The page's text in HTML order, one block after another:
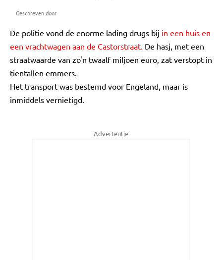
Geschreven door
De politie vond de enorme lading drugs bij in een huis en
een vrachtwagen aan de Castorstraat. De hasj, met een
straatwaarde van zo'n twaalf miljoen euro, zat verstopt in
tientallen emmers.
Het transport was bestemd voor Engeland, maar is
inmiddels vernietigd.
Advertentie